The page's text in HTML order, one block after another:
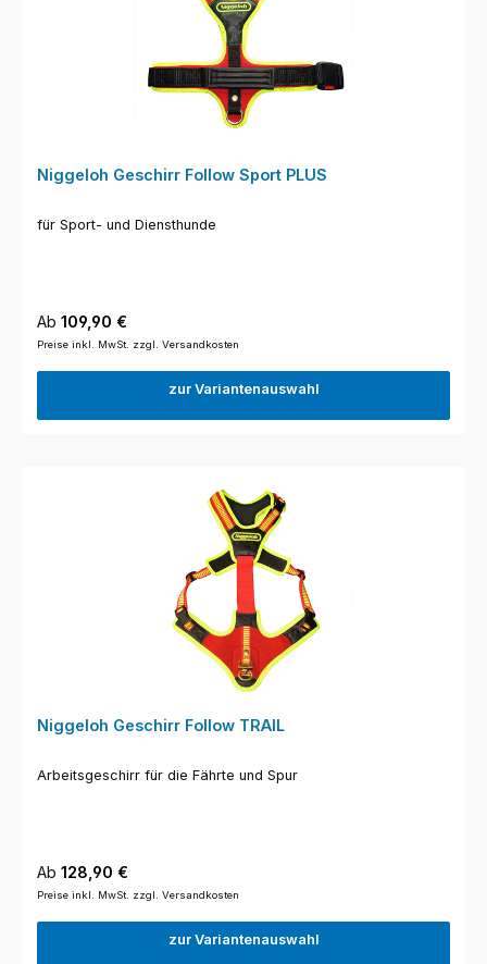
Niggeloh Geschirr Follow Sport PLUS
für Sport- und Diensthunde
Regulärer Preis:
Ab 109,90 €
Preise inkl. MwSt. zzgl. Versandkosten
zur Variantenauswahl
Niggeloh Geschirr Follow TRAIL
Arbeitsgeschirr für die Fährte und Spur
Regulärer Preis:
Ab 128,90 €
Preise inkl. MwSt. zzgl. Versandkosten
zur Variantenauswahl